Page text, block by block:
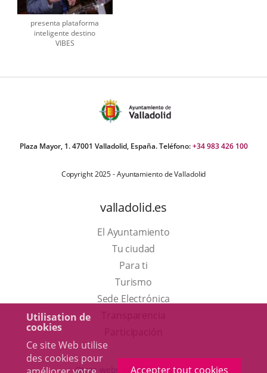
Utilisation de
cookies
Ce site Web utilise
des cookies pour
Accepter tout cookies
presenta plataforma
inteligente destino
VIBES
Plaza Mayor, 1. 47001 Valladolid, España. Teléfono:+34 983 426 100
Copyright 2025 - Ayuntamiento de Valladolid
valladolid.es
El Ayuntamiento
Tu ciudad
Para ti
TurismoEste
enlace
una
Sede Electrónica
externa.
Otras webs del ayuntamiento